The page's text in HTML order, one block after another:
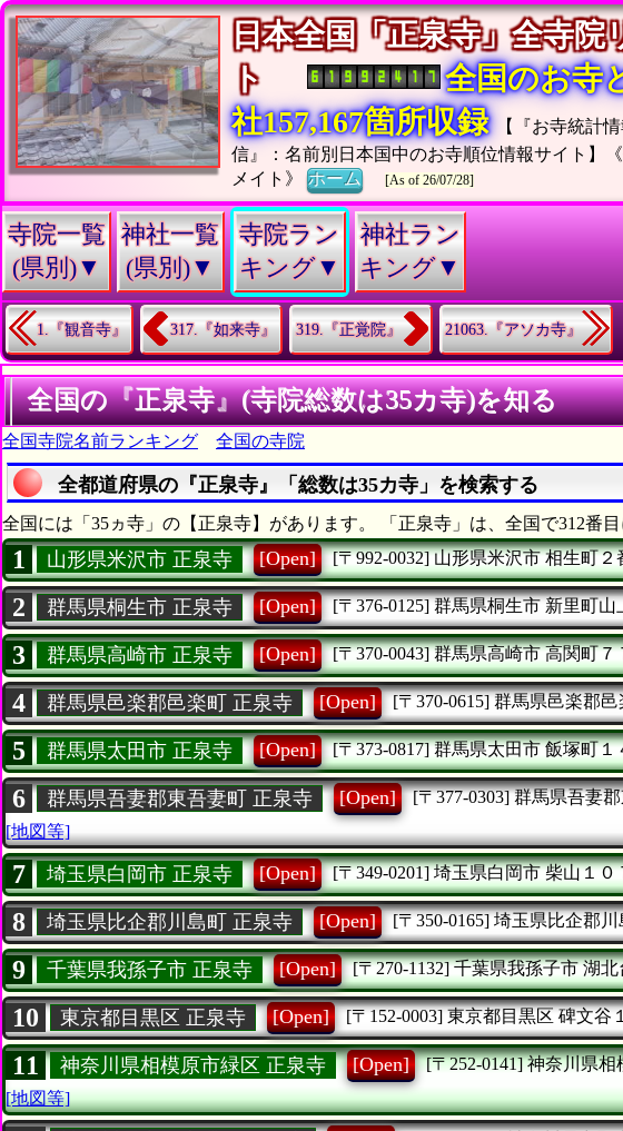
日本全国「正泉寺」全寺院
ト
全国のお寺
社157,167箇所収録
【『お寺統計
信』：名前別日本国中のお寺順位情報サイト】
メイト》ホーム [As of 26/07/28]
寺院一覧
(県別)▼
神社一覧
(県別)▼
寺院ラン
キング▼
神社ラン
キング▼
1.『観音寺』 317.『如来寺』 319.『正覚院』 21063.『アソカ寺』
全国の『正泉寺』(寺院総数は35カ寺)を知る
全国寺院名前ランキング 全国の寺院
全都道府県の『正泉寺』「総数は35カ寺」を検索する
全国には「35ヵ寺」の【正泉寺】があります。 「正泉寺」は、全国で312番目
1 山形県米沢市 正泉寺 [Open] [〒992-0032] 山形県米沢市相生町２
2 群馬県桐生市 正泉寺 [Open] [〒376-0125] 群馬県桐生市新里町山
3 群馬県高崎市 正泉寺 [Open] [〒370-0043] 群馬県高崎市高関町７
4 群馬県邑楽郡邑楽町 正泉寺 [Open] [〒370-0615] 群馬県邑楽郡邑
5 群馬県太田市 正泉寺 [Open] [〒373-0817] 群馬県太田市飯塚町１
6 群馬県吾妻郡東吾妻町 正泉寺 [Open] [〒377-0303] 群馬県吾妻
[地図等]
7 埼玉県白岡市 正泉寺 [Open] [〒349-0201] 埼玉県白岡市柴山１０
8 埼玉県比企郡川島町 正泉寺 [Open] [〒350-0165] 埼玉県比企郡川
9 千葉県我孫子市 正泉寺 [Open] [〒270-1132] 千葉県我孫子市湖北
10 東京都目黒区 正泉寺 [Open] [〒152-0003] 東京都目黒区碑文谷
11 神奈川県相模原市緑区 正泉寺 [Open] [〒252-0141] 神奈川県相
[地図等]